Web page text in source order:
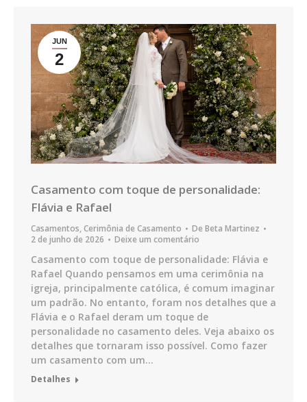
JUN
2
Casamento com toque de personalidade:
Flávia e Rafael
Casamentos,Cerimônia de Casamento De Beta Martinez
2 de junho de 2026
Deixe um comentário
Casamento com toque de personalidade: Flávia e
Rafael Quando pensamos em uma cerimônia na
igreja, principalmente católica, é comum imaginar
um padrão. No entanto, foram nos detalhes que a
Flávia e o Rafael deram um toque de
personalidade no casamento deles. Veja abaixo os
detalhes que tornaram isso possível. Como fazer
um casamento com um…
Detalhes